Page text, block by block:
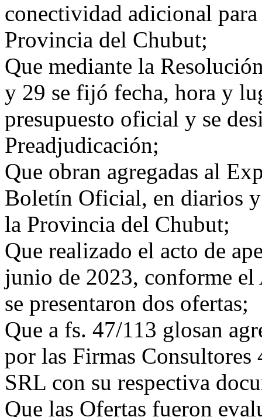
conectividad adicional
Provincia del Chubut;
Que mediante la
y 29 se fijó fecha, hora y
presupuesto oficial y se
Preadjudicación;
Que obran agregadas al
Boletín Oficial, en diarios
la Provincia del Chubut;
Que realizado el acto de
junio de 2023, conforme el
se presentaron dos ofertas;
Que a fs. 47/113 glosan
por las Firmas
SRL con su respectiva
Que las Ofertas fueron